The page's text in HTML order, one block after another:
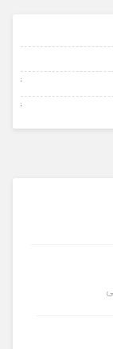
26 ژانویه 2026
26 ژانویه 2026